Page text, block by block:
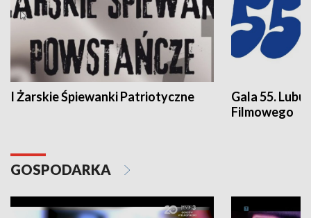
I Żarskie Śpiewanki Patriotyczne
Gala 55.
Filmowego
GOSPODARKA